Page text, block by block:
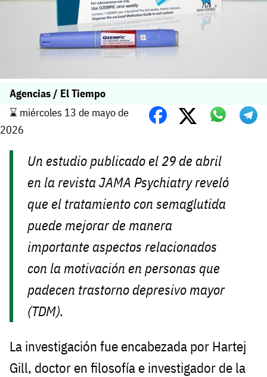
Agencias / El Tiempo
⌛️ miércoles 13 de mayo de
2026
Un estudio publicado el 29 de abril
en la revista JAMA Psychiatry reveló
que el tratamiento con semaglutida
puede mejorar de manera
importante aspectos relacionados
con la motivación en personas que
padecen trastorno depresivo mayor
(TDM).
La investigación fue encabezada por Hartej
Gill, doctor en filosofía e investigador de la